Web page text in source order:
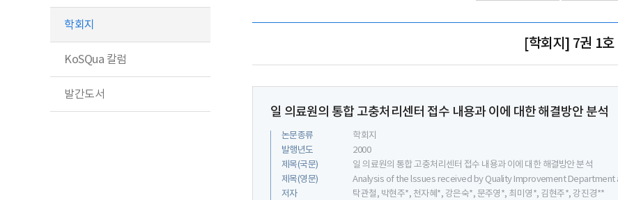
학회지
KoSQua 칼럼
발간도서
[학회지] 7권 1호
일 의료원의 통합 고충처리센터 접수 내용과 이에 대한 해결방안 분석
논문종류
학회지
발행년도
2000
제목(국문)
일 의료원의 통합 고충처리센터 접수 내용과 이에 대한 해결방안 분석
제목(영문)
Analysis of the lssues received by Quality Improvement Department
저자
탁관철, 박현주*, 천자혜*, 강은숙*, 문주영*, 최미영*, 김현주*, 강진경**